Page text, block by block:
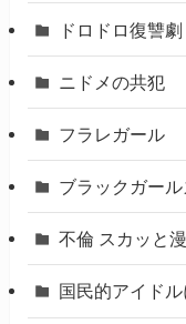
ドロドロ復讐劇
ニドメの共犯
フラレガール
ブラックガール
不倫 スカッと
国民的アイド